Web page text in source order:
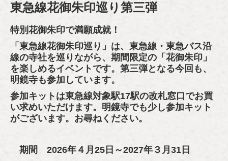
東急線花御朱印巡り第三弾
特別花御朱印で満願成就！
「東急線花御朱印巡り」は、東急線・東急バス沿
線の寺社を巡りながら、期間限定の「花御朱印」
を楽しめるイベントです。第三弾となる今回も、
明鏡寺も参加しています。
参加キットは東急線対象駅17駅の改札窓口でお買
い求めいただけます。明鏡寺でも少し参加キット
がございます。お尋ねください。
期間 2026年４月25日～2027年３月31日